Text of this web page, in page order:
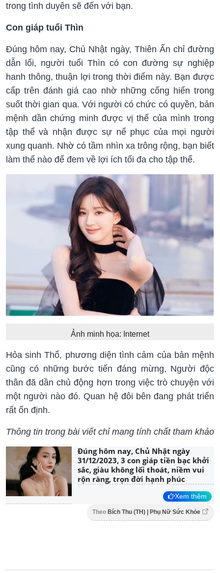
trong tình duyên sẽ đến với bạn.
Con giáp tuổi Thìn
Đúng hôm nay, Chủ Nhật ngày, Thiên Ấn chỉ đường
dẫn lối, người tuổi Thìn có con đường sự nghiệp
hanh thông, thuận lợi trong thời điểm này. Bạn được
cấp trên đánh giá cao nhờ những cống hiến trong
suốt thời gian qua. Với người có chức có quyền, bản
mệnh dần chứng minh được vị thế của mình trong
tập thể và nhận được sự nể phục của mọi người
xung quanh. Nhờ có tầm nhìn xa trông rộng, bạn biết
làm thế nào để đem về lợi ích tối đa cho tập thể.
Ảnh minh họa: Internet
Hỏa sinh Thổ, phương diện tình cảm của bản mệnh
cũng có những bước tiến đáng mừng, Người độc
thân đã dần chủ động hơn trong việc trò chuyện với
một người nào đó. Quan hệ đôi bên đang phát triển
rất ổn định.
Thông tin trong bài viết chỉ mang tính chất tham khảo
Đúng hôm nay, Chủ Nhật ngày
31/12/2023, 3 con giáp tiền bạc khởi
sắc, giàu không lối thoát, niềm vui
rộn ràng, trọn đời hạnh phúc
Xem thêm
Theo Bích Thu (TH) | Phụ Nữ Sức Khỏe